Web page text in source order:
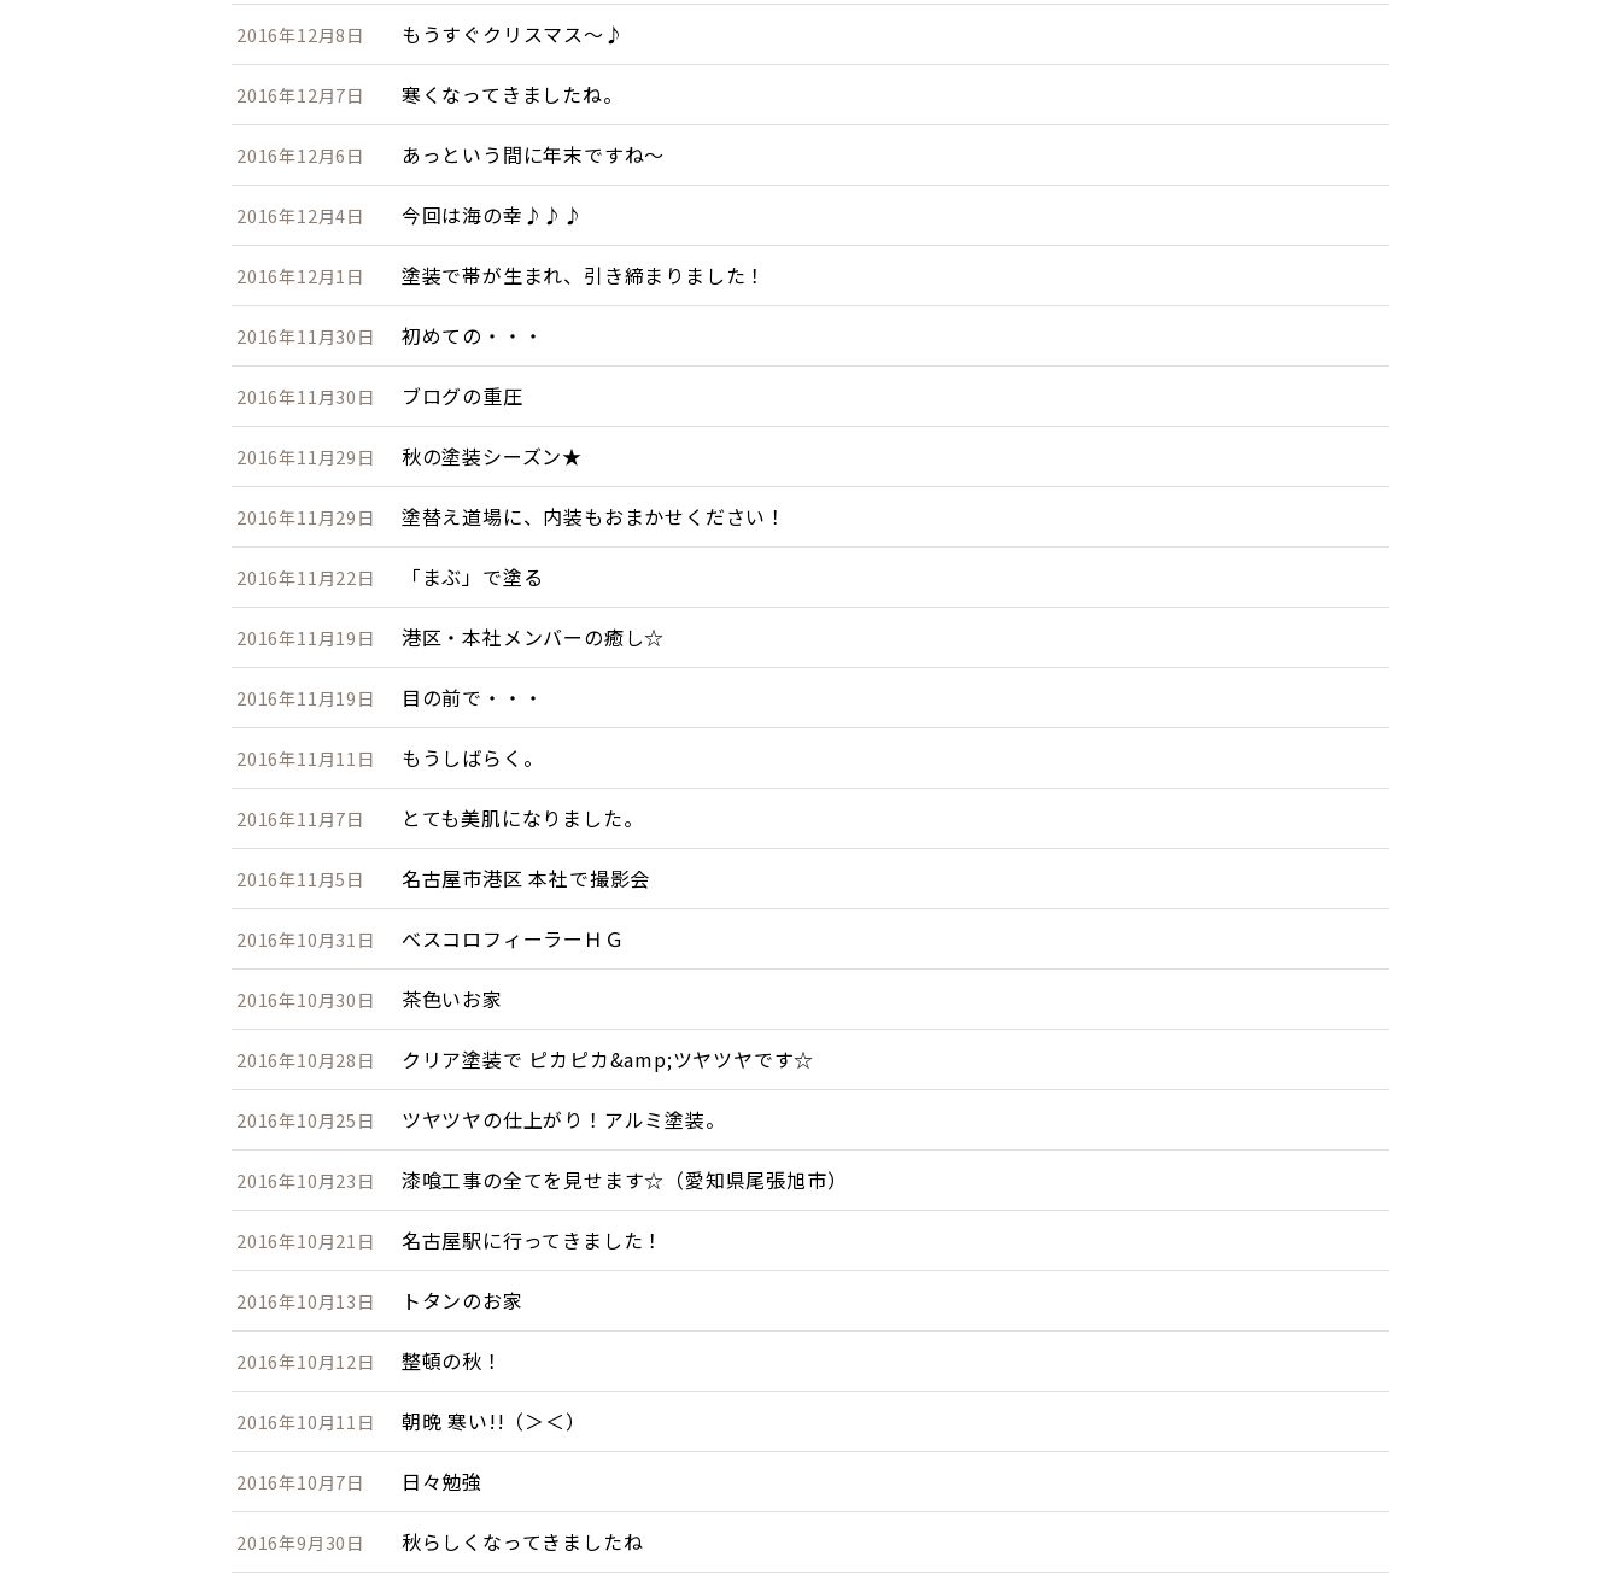
2016年12月8日 もうすぐクリスマス～♪
2016年12月7日 寒くなってきましたね。
2016年12月6日 あっという間に年末ですね～
2016年12月4日 今回は海の幸♪♪♪
2016年12月1日 塗装で帯が生まれ、引き締まりました！
2016年11月30日 初めての・・・
2016年11月30日 ブログの重圧
2016年11月29日 秋の塗装シーズン★
2016年11月29日 塗替え道場に、内装もおまかせください！
2016年11月22日 「まぶ」で塗る
2016年11月19日 港区・本社メンバーの癒し☆
2016年11月19日 目の前で・・・
2016年11月11日 もうしばらく。
2016年11月7日 とても美肌になりました。
2016年11月5日 名古屋市港区 本社で撮影会
2016年10月31日 べスコロフィーラーＨＧ
2016年10月30日 茶色いお家
2016年10月28日 クリア塗装で ピカピカ&amp;ツヤツヤです☆
2016年10月25日 ツヤツヤの仕上がり！アルミ塗装。
2016年10月23日 漆喰工事の全てを見せます☆（愛知県尾張旭市）
2016年10月21日 名古屋駅に行ってきました！
2016年10月13日 トタンのお家
2016年10月12日 整頓の秋！
2016年10月11日 朝晩 寒い!!（＞＜）
2016年10月7日 日々勉強
2016年9月30日 秋らしくなってきましたね